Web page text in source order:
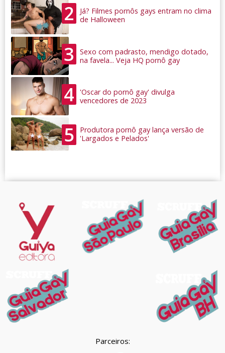
2
Já? Filmes pornôs gays entram no clima
de Halloween
3
Sexo com padrasto, mendigo dotado,
na favela... Veja HQ pornô gay
4
'Oscar do pornô gay' divulga
vencedores de 2023
5
Produtora pornô gay lança versão de
'Largados e Pelados'
Parceiros: